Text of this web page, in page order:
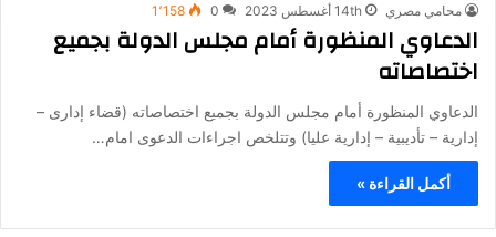
محامي مصري 14th أغسطس 2023 0 1٬158
الدعاوي المنظورة أمام مجلس الدولة بجميع
اختصاصاته
الدعاوي المنظورة أمام مجلس الدولة بجميع اختصاصاته (قضاء إدارى –
إدارية – تأديبية – إدارية عليا) وتتلخص اجراءات الدعوى امام…
أكمل القراءة »